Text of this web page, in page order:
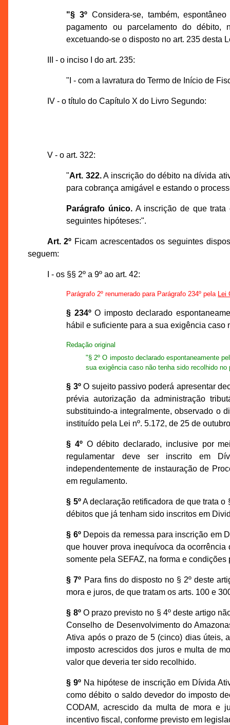
"§ 3º Considera-se, também,
pagamento ou parcelamento do
excetuando-se o disposto no art. 235 desta
III - o inciso I do art. 235:
"I - com a lavratura do Termo de Início de
IV - o título do Capítulo X do Livro Segundo:
V - o art. 322:
"Art. 322.A inscrição do débito na dívida
para cobrança amigável e estando o
Parágrafo único. A inscrição de que
seguintes hipóteses:".
Art. 2º Ficam acrescentados os seguintes
seguem:
I - os §§ 2º a 9º ao art. 42:
Parágrafo 2º renumerado para Parágrafo 234º pela Lei
§ 234ºO imposto declarado
hábil e suficiente para a sua exigência
Redação original
"§ 2º O imposto declarado espontaneamente
sua exigência caso não tenha sido recolhido no
§ 3ºO sujeito passivo poderá apresentar
prévia autorização da administração
substituindo-a integralmente, observado o
instituído pela Lei nº. 5.172, de 25 de
§ 4º O débito declarado, inclusive por
regulamentar deve ser inscrito em
independentemente de instauração de
em regulamento.
§ 5ºA declaração retificadora de que trata o
débitos que já tenham sido inscritos em
§ 6ºDepois da remessa para inscrição em
que houver prova inequívoca da
somente pela SEFAZ, na forma e
§ 7º Para fins do disposto no § 2º deste
mora e juros, de que tratam os arts. 100 e
§ 8ºO prazo previsto no § 4º deste artigo
Conselho de Desenvolvimento do
Ativa após o prazo de 5 (cinco) dias úteis,
imposto acrescidos dos juros e multa de
valor que deveria ter sido recolhido.
§ 9º Na hipótese de inscrição em Dívida
como débito o saldo devedor do imposto
CODAM, acrescido da multa de mora e
incentivo fiscal, conforme previsto em